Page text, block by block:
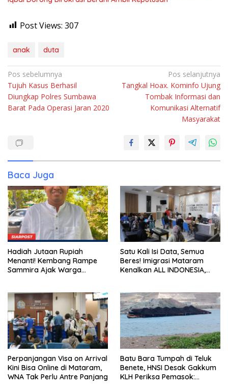
Post Views: 307
anak duta
Navigasi
pos
Pos sebelumnya
Tujuh Kasus Berhasil
Diungkap Polres Sumbawa
Barat Pada Operasi Jaran 2020
Pos selanjutnya
Tangkal Hoax. Kominfo Ujung
Tombak Informasi dan
Komunikasi Alternatif
Masyarakat
Baca Juga
Hadiah Jutaan Rupiah
Menanti! Kembang Rampe
Sammira Ajak Warga
Satu Kali Isi Data, Semua
Beres! Imigrasi Mataram
Kenalkan ALL INDONESIA,
Internasional
Perpanjangan Visa on Arrival
Kini Bisa Online di Mataram,
WNA Tak Perlu Antre Panjang
Batu Bara Tumpah di Teluk
Benete, HNSI Desak Gakkum
KLH Periksa Pemasok: